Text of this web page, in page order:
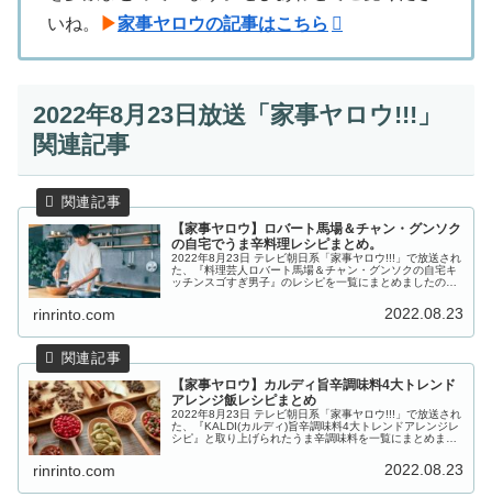
いね。
▶家事ヤロウの記事はこちら
2022年8月23日放送「家事ヤロウ!!!」
関連記事
【家事ヤロウ】ロバート馬場＆チャン・グンソク
の自宅でうま辛料理レシピまとめ。
2022年8月23日 テレビ朝日系「家事ヤロウ!!!」で放送され
た、『料理芸人ロバート馬場＆チャン・グンソクの自宅キ
ッチンスゴすぎ男子』のレシピを一覧にまとめましたので
rinrinto.com 2022.08.23
【家事ヤロウ】カルディ旨辛調味料4大トレンド
アレンジ飯レシピまとめ
2022年8月23日 テレビ朝日系「家事ヤロウ!!!」で放送され
た、『KALDI(カルディ)旨辛調味料4大トレンドアレンジレ
シピ』と取り上げられたうま辛調味料を一覧にまとめまし
rinrinto.com 2022.08.23